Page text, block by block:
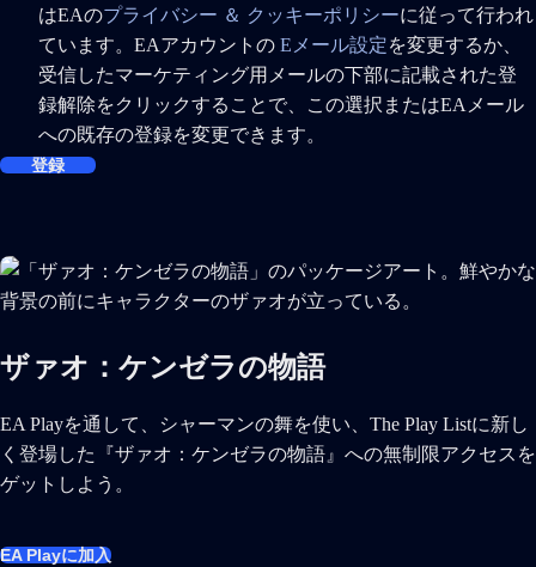
はEAのプライバシー ＆ クッキーポリシーに従って行われ
ています。EAアカウントの Eメール設定を変更するか、
受信したマーケティング用メールの下部に記載された登
録解除をクリックすることで、この選択またはEAメール
への既存の登録を変更できます。
登録
ザァオ：ケンゼラの物語
EA Playを通して、シャーマンの舞を使い、The Play Listに新し
く登場した『ザァオ：ケンゼラの物語』への無制限アクセスを
ゲットしよう。
EA Playに加入